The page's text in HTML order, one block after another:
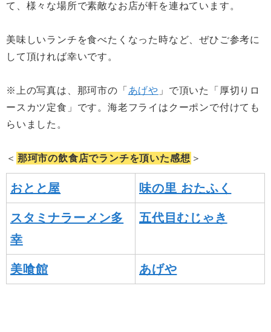
て、様々な場所で素敵なお店が軒を連ねています。
美味しいランチを食べたくなった時など、ぜひご参考に
して頂ければ幸いです。
※上の写真は、那珂市の「 あげや 」で頂いた「厚切りロ
ースカツ定食」です。海老フライはクーポンで付けても
らいました。
＜ 那珂市の飲食店でランチを頂いた感想 ＞
おとと屋 味の里 おたふく
スタミナラーメン多
幸
五代目むじゃき
美喰館 あげや